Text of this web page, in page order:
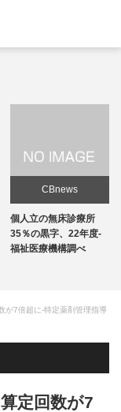
CBnews
個人立の無床診療所
35％の黒字、22年度-
福祉医療機構調べ
が7倍超に-特定薬剤管理指導
定回数が7